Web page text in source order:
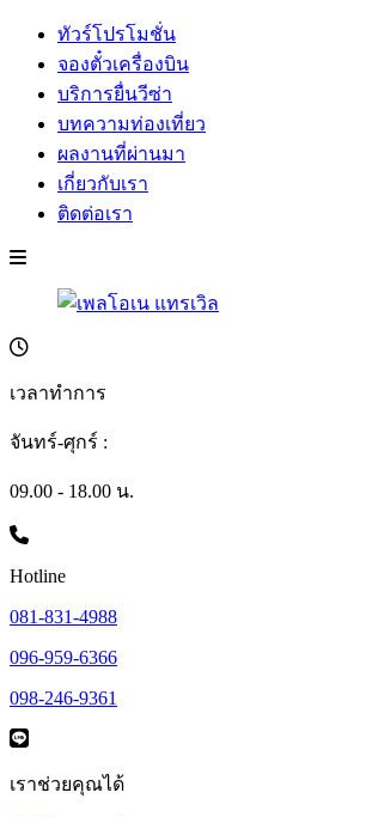
ทัวร์โปรโมชั่น
จองตั๋วเครื่องบิน
บริการยื่นวีซ่า
บทความท่องเที่ยว
ผลงานที่ผ่านมา
เกี่ยวกับเรา
ติดต่อเรา
เวลาทำการ
จันทร์-ศุกร์ :
09.00 - 18.00 น.
Hotline
081-831-4988
096-959-6366
098-246-9361
เราช่วยคุณได้